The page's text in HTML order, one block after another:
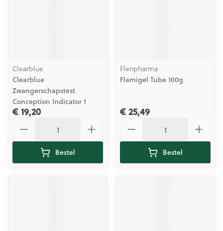
Clearblue
Clearblue
Zwangerschapstest
Conception Indicator 1
€ 19,20
Bestel
Flenpharma
Flamigel Tube 100g
€ 25,49
Bestel